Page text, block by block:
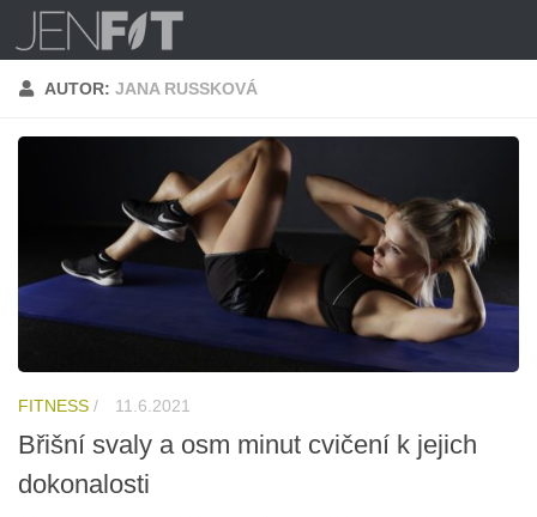
Skip to content
AUTOR: JANA RUSSKOVÁ
FITNESS / 11.6.2021
Břišní svaly a osm minut cvičení k jejich
dokonalosti